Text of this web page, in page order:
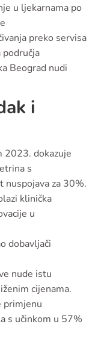
u ljekarnama po
preko servisa
Beograd nudi
i
2023. dokazuje
s
nuspojava za 30%.
klinička
u
dobavljači
nude istu
cijenama.
primjenu
s učinkom u 57%